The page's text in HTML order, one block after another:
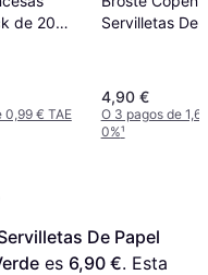
de 20
0,99 € TAE
Servilletas De
4,90 €
O 3 pagos de
0%¹
De Papel
es 6,90 €. Esta